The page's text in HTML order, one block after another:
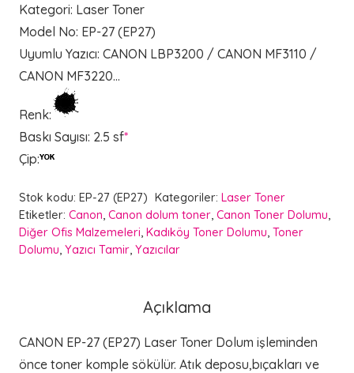
Kategori: Laser Toner
Model No: EP-27 (EP27)
Uyumlu Yazıcı: CANON LBP3200 / CANON MF3110 /
CANON MF3220…
Renk:
Baskı Sayısı: 2.5 sf*
Çip:
Stok kodu: EP-27 (EP27) Kategoriler: Laser Toner
Etiketler: Canon Canon dolum toner Canon Toner Dolumu
Diğer Ofis Malzemeleri Kadıköy Toner Dolumu Toner
Dolumu Yazıcı Tamir Yazıcılar
Açıklama
CANON EP-27 (EP27) Laser Toner Dolum işleminden
önce toner komple sökülür. Atık deposu,bıçakları ve